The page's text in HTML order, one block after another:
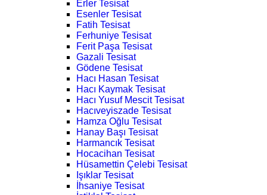
Erler Tesisat
Esenler Tesisat
Fatih Tesisat
Ferhuniye Tesisat
Ferit Paşa Tesisat
Gazali Tesisat
Gödene Tesisat
Hacı Hasan Tesisat
Hacı Kaymak Tesisat
Hacı Yusuf Mescit Tesisat
Hacıveyiszade Tesisat
Hamza Oğlu Tesisat
Hanay Başı Tesisat
Harmancık Tesisat
Hocacihan Tesisat
Hüsamettin Çelebi Tesisat
Işıklar Tesisat
İhsaniye Tesisat